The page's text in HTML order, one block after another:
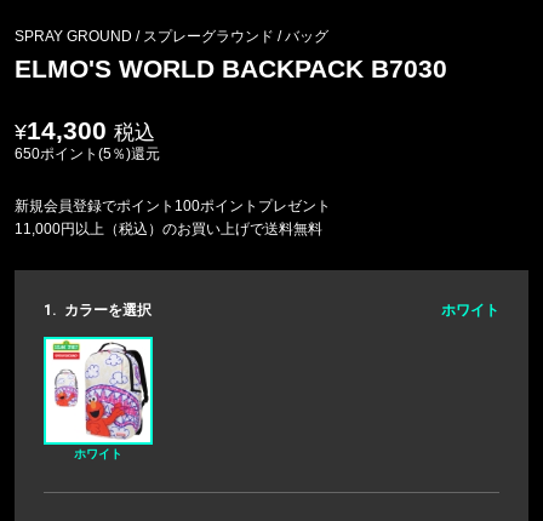
SPRAY GROUND / スプレーグラウンド /バッグ
ELMO'S WORLD BACKPACK B7030
14,300 税込
650ポイント(5％)還元
新規会員登録でポイント100ポイントプレゼント
11,000円以上（税込）のお買い上げで送料無料
1. カラーを選択 ホワイト
ホワイト